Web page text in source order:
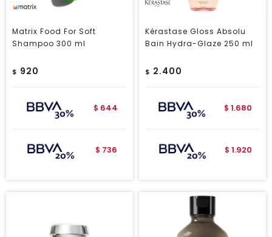
Matrix Food For Soft
Shampoo 300 ml
$ 920
$ 644
$ 736
Kérastase Gloss Absolu
Bain Hydra-Glaze 250 ml
$ 2.400
$ 1.680
$ 1.920